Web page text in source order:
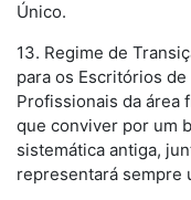
Único.
13. Regime de
para os Escritórios
Profissionais da área
que conviver por um
sistemática antiga,
representará sempre